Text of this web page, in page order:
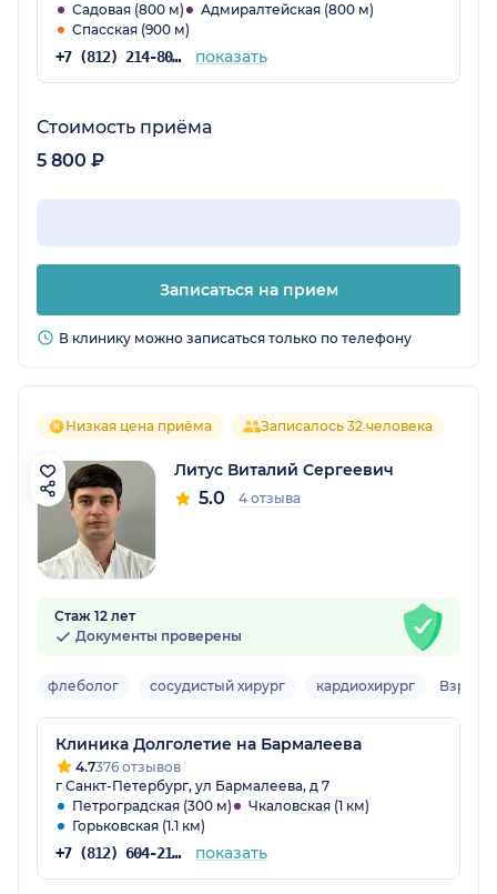
Садовая (800 м)
Адмиралтейская (800 м)
Спасская (900 м)
+7 (812) 214-80-21 показать
Стоимость приёма
5 800 ₽
Записаться на прием
В клинику можно записаться только по телефону
Низкая цена приёма Записалось 32 человека
Литус Виталий Сергеевич
5.0 4 отзыва
Стаж 12 лет
Документы проверены
флеболог сосудистый хирург кардиохирург
Клиника Долголетие на Бармалеева
4.7376 отзывов
г Санкт-Петербург, ул Бармалеева, д 7
Петроградская (300 м)
Чкаловская (1 км)
Горьковская (1.1 км)
+7 (812) 604-21-66 показать